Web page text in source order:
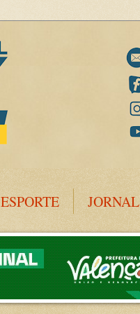
ESPORTE JORNAL